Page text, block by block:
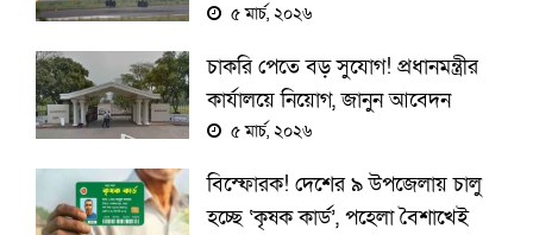
তারিখ বদলের সুযোগ
৫ মার্চ, ২০২৬
চাকরি পেতে বড় সুযোগ! প্রধানমন্ত্রীর
কার্যালয়ে নিয়োগ, জানুন আবেদন
করার পুরো নিয়ম
৫ মার্চ, ২০২৬
বিস্ফোরক! দেশের ৯ উপজেলায় চালু
হচ্ছে ‘কৃষক কার্ড’, পহেলা বৈশাখেই